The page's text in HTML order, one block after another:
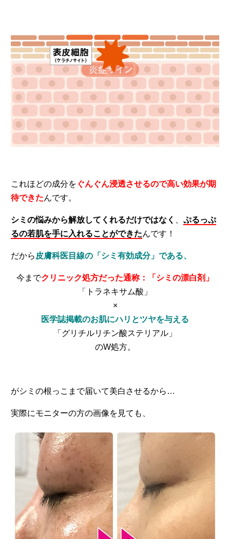
これほどの成分を ぐんぐん浸透させるので高い効果が期
待できたんです。
シミの悩みから解放してくれるだけではなく
ぷるっぷ
るの若肌を手に入れることができたんです！
だから 皮膚科医目線の「シミ有効成分」である、
今までクリニック処方だった通称：「シミの漂白剤」
「トラネキサム酸」
×
医学誌掲載のお肌にハリとツヤを与える
「グリチルリチン酸ステリアル」
のW処方。
がシミの根っこまで届いて美白させるから…
実際にモニターの方の画像を見ても、